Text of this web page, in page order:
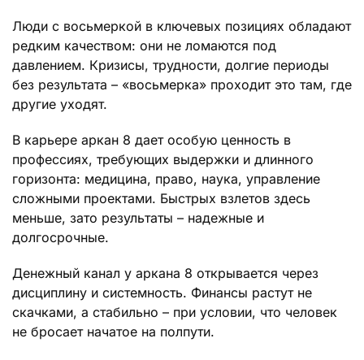
Люди с восьмеркой в ключевых позициях обладают
редким качеством: они не ломаются под
давлением. Кризисы, трудности, долгие периоды
без результата – «восьмерка» проходит это там, где
другие уходят.
В карьере аркан 8 дает особую ценность в
профессиях, требующих выдержки и длинного
горизонта: медицина, право, наука, управление
сложными проектами. Быстрых взлетов здесь
меньше, зато результаты – надежные и
долгосрочные.
Денежный канал у аркана 8 открывается через
дисциплину и системность. Финансы растут не
скачками, а стабильно – при условии, что человек
не бросает начатое на полпути.